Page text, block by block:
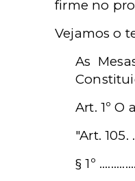
firme no
Vejamos o
As
Art. 1º O
"Art. 105.
§ 1º